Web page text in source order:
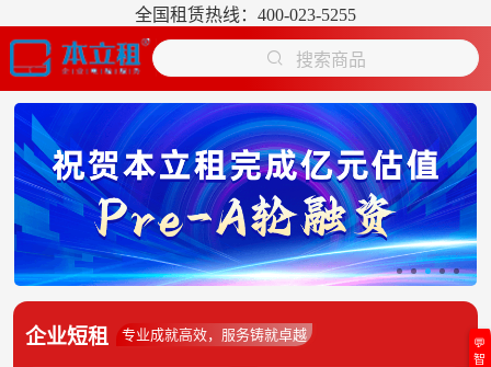
全国租赁热线：400-023-5255
搜索商品
企业短租 专业成就高效，服务铸就卓越
💬
智